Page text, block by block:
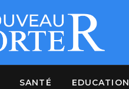
SANTÉ EDUCATION